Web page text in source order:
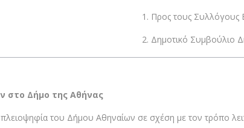
1. Προς τους Συλλόγους
2. Δημοτικό Συμβούλιο
στο Δήμο της Αθήνας
πλειοψηφία του Δήμου Αθηναίων σε σχέση με τον τρόπο